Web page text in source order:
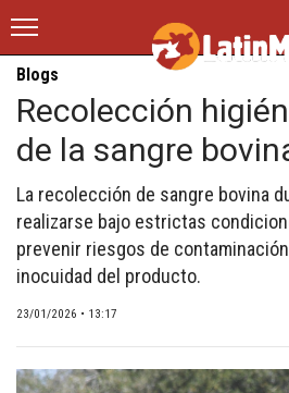
latinmeat
INICIO
NOTICIAS RECIENTES
QUIÉNES SOMOS
BLOGS
ARTÍCULOS
CARNE BOVINA
Blogs
Recolección
de la sangre
La recolección de sangre bovina
realizarse bajo estrictas
prevenir riesgos de
inocuidad del producto.
23/01/2026 • 13:17